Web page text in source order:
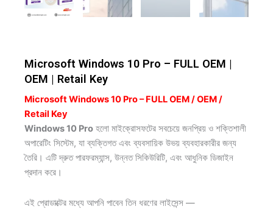
Microsoft Windows 10 Pro – FULL OEM |
OEM | Retail Key
Microsoft Windows 10 Pro – FULL OEM / OEM /
Retail Key
Windows 10 Pro হলো মাইক্রোসফটের সবচেয়ে জনপ্রিয় ও শক্তিশালী
অপারেটিং সিস্টেম, যা ব্যক্তিগত এবং ব্যবসায়িক উভয় ব্যবহারকারীর জন্য
তৈরি। এটি দ্রুত পারফরম্যান্স, উন্নত সিকিউরিটি, এবং আধুনিক ডিজাইন
প্রদান করে।
এই প্রোডাক্টের মধ্যে আপনি পাবেন তিন ধরণের লাইসেন্স —